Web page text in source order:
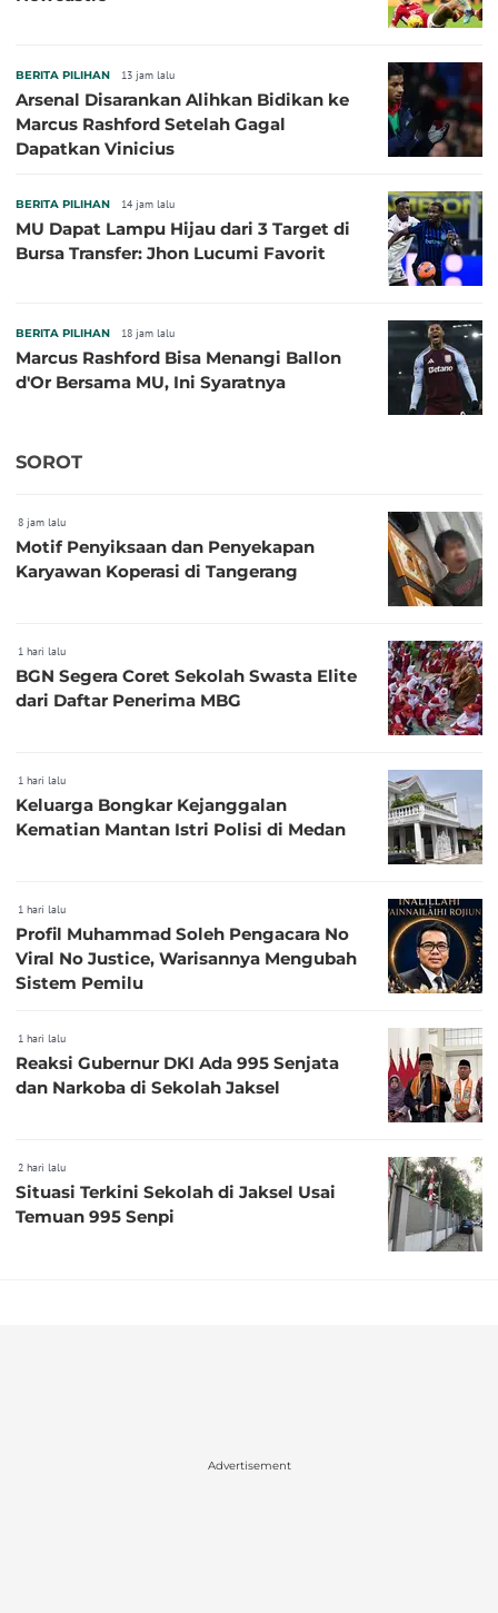
BERITA PILIHAN 13 jam lalu
Arsenal Disarankan Alihkan Bidikan ke
Marcus Rashford Setelah Gagal
Dapatkan Vinicius
BERITA PILIHAN 14 jam lalu
MU Dapat Lampu Hijau dari 3 Target di
Bursa Transfer: Jhon Lucumi Favorit
BERITA PILIHAN 18 jam lalu
Marcus Rashford Bisa Menangi Ballon
d'Or Bersama MU, Ini Syaratnya
SOROT
8 jam lalu
Motif Penyiksaan dan Penyekapan
Karyawan Koperasi di Tangerang
1 hari lalu
BGN Segera Coret Sekolah Swasta Elite
dari Daftar Penerima MBG
1 hari lalu
Keluarga Bongkar Kejanggalan
Kematian Mantan Istri Polisi di Medan
1 hari lalu
Profil Muhammad Soleh Pengacara No
Viral No Justice, Warisannya Mengubah
Sistem Pemilu
1 hari lalu
Reaksi Gubernur DKI Ada 995 Senjata
dan Narkoba di Sekolah Jaksel
2 hari lalu
Situasi Terkini Sekolah di Jaksel Usai
Temuan 995 Senpi
Advertisement